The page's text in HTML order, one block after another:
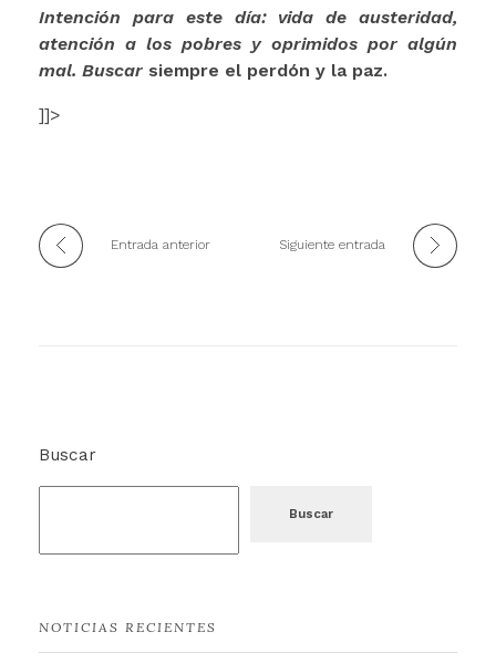
Intención para este día: vida de austeridad,
atención a los pobres y oprimidos por algún
mal. Buscar siempre el perdón y la paz.
]]>
Entrada anterior Siguiente entrada
Buscar
Buscar
NOTICIAS RECIENTES